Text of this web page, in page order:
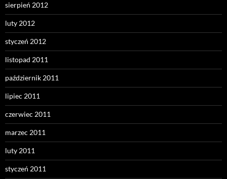
sierpień 2012
luty 2012
styczeń 2012
listopad 2011
październik 2011
lipiec 2011
czerwiec 2011
marzec 2011
luty 2011
styczeń 2011